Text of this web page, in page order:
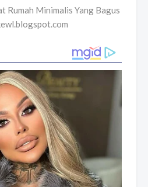
Rumah Minimalis Yang Bagus